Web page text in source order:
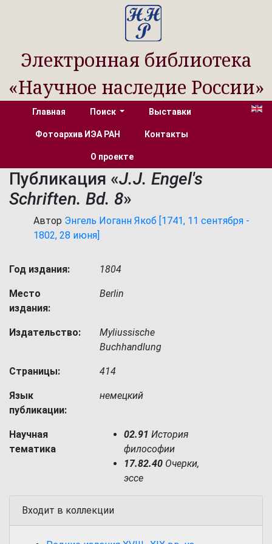
Электронная библиотека
«Научное наследие России»
Главная Поиск Выставки
Фотоархив ИЭА РАН Контакты
О проекте
Публикация «J.J. Engel's
Schriften. Bd. 8»
Автор Энгель Иоганн Якоб [1741, 11 сентября -
1802, 28 июня]
Год издания: 1804
Место
издания:
Berlin
Издательство:
Myliussische
Buchhandlung
Страницы: 414
Язык
публикации:
немецкий
Научная
тематика
02.91 История
философии
17.82.40 Очерки,
эссе
Входит в коллекции